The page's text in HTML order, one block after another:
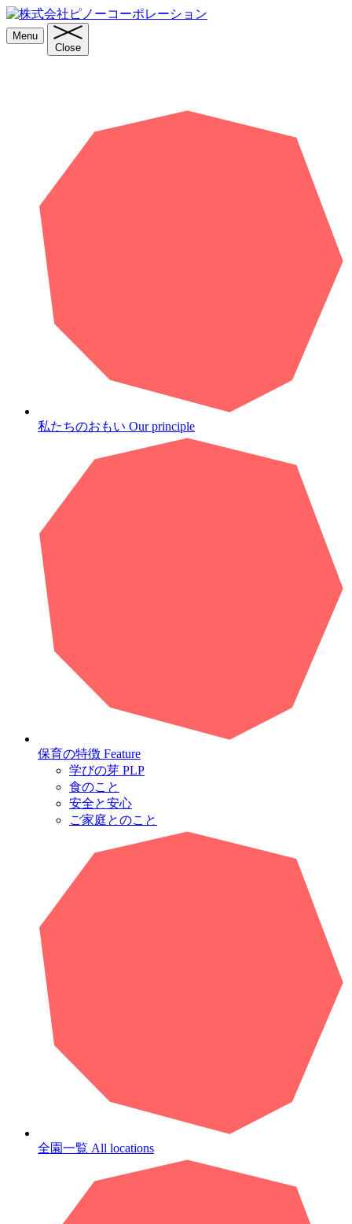
Menu
Close
私たちのおもい Our principle
保育の特徴 Feature
学びの芽 PLP
食のこと
安全と安心
ご家庭とのこと
全園一覧 All locations